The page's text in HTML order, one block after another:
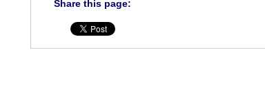
Share this page: